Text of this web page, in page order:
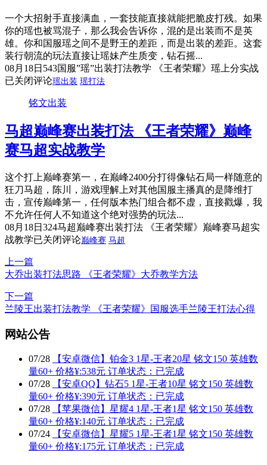
一个大招射手直接满血，一套技能直接就能把脆皮打残。如果
你的瑶也被骂混子，那么我会告诉你，混的是出装而不是英
雄。你和国服瑶之间不是野王的差距，而是出装的差距。这套
装行朝流的玩法直接让瑶妹产生质变，钻石摇...
08月18日 543国服”瑶”出装打法教学 《王者荣耀》瑶上分实战
已关闭评论瑶出装 瑶打法
铭文出装
马超巅峰赛出装打法 《王者荣耀》巅峰
赛马超实战教学
这个打上巅峰赛第一，在巅峰2400分打得像钻石局一样随意的
狂刀马超，陈川，游戏理解上对其他国服主播真的是降维打
击，宣传巅峰第一，任何版本热门组合都不虚，直接戳爆，我
不允许任何人不知道这个绝对强势的玩法...
08月18日 324马超巅峰赛出装打法 《王者荣耀》巅峰赛马超实
战教学已关闭评论巅峰赛 马超
上一篇
大乔出装打法思路 《王者荣耀》大乔教学方法
下一篇
兰陵王出装打法教学 《王者荣耀》国服选手兰陵王打法心得
网站公告
07/28
【安卓微信】铂金3 1星-王者20星 铭文150 英雄数
量60+ 价格¥:538元 订单状态：已完成
07/28
【安卓QQ】钻石5 1星-王者10星 铭文150 英雄数
量60+ 价格¥:390元 订单状态：已完成
07/28
【苹果微信】星耀4 1星-王者1星 铭文150 英雄数
量60+ 价格¥:140元 订单状态：已完成
07/24
【安卓微信】星耀5 1星-王者1星 铭文150 英雄数
量60+ 价格¥:175元 订单状态：已完成